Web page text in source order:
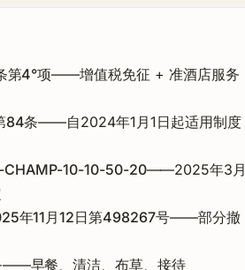
第4°项——增值税免征 + 准酒店服务
84条——自2024年1月1日起适用制度
CHAMP-10-10-50-20——2025年3月
年11月12日第498267号——部分撤
——早餐、清洁、布草、接待